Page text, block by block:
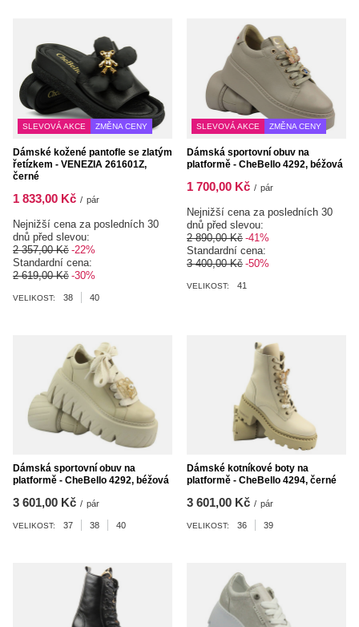
SLEVOVÁ AKCE ZMĚNA CENY
Dámské kožené pantofle se zlatým
řetízkem - VENEZIA 261601Z,
černé
1 833,00 Kč / pár
Nejnižší cena za posledních 30
dnů před slevou:
2 357,00 Kč -22%
Standardní cena:
2 619,00 Kč -30%
VELIKOST: 38 40
SLEVOVÁ AKCE ZMĚNA CENY
Dámská sportovní obuv na
platformě - CheBello 4292, béžová
1 700,00 Kč / pár
Nejnižší cena za posledních 30
dnů před slevou:
2 890,00 Kč -41%
Standardní cena:
3 400,00 Kč -50%
VELIKOST: 41
Dámská sportovní obuv na
platformě - CheBello 4292, béžová
3 601,00 Kč / pár
VELIKOST: 37 38 40
Dámské kotníkové boty na
platformě - CheBello 4294, černé
3 601,00 Kč / pár
VELIKOST: 36 39